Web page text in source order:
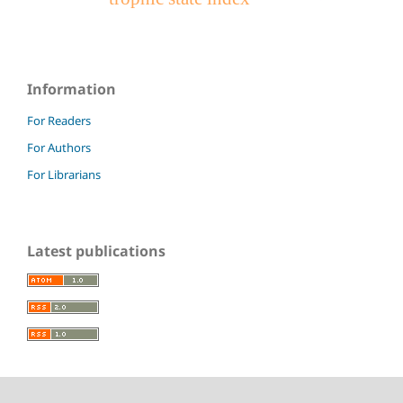
Information
For Readers
For Authors
For Librarians
Latest publications